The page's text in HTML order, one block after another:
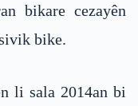
bikare cezayên
bike.
li sala 2014an bi